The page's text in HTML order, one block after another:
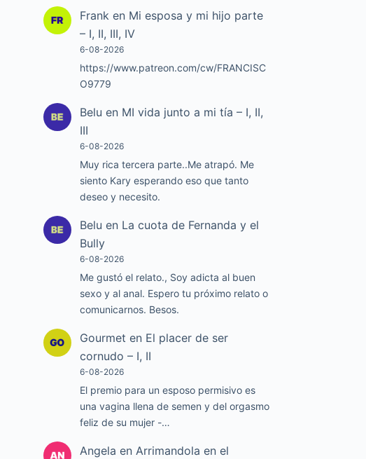
Frank en Mi esposa y mi hijo parte
– I, II, III, IV
6-08-2026
https://www.patreon.com/cw/FRANCISC
O9779
Belu en MI vida junto a mi tía – I, II,
III
6-08-2026
Muy rica tercera parte..Me atrapó. Me
siento Kary esperando eso que tanto
deseo y necesito.
Belu en La cuota de Fernanda y el
Bully
6-08-2026
Me gustó el relato., Soy adicta al buen
sexo y al anal. Espero tu próximo relato o
comunicarnos. Besos.
Gourmet en El placer de ser
cornudo – I, II
6-08-2026
El premio para un esposo permisivo es
una vagina llena de semen y del orgasmo
feliz de su mujer -…
Angela enArrimandola en el